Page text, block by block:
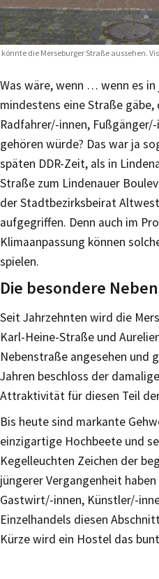
könnte die Merseburger Straße aussehen.
Was wäre, wenn … wenn es
mindestens eine Straße gäbe,
Radfahrer/-innen,
gehören würde? Das war ja
späten DDR-Zeit, als in
Straße zum Lindenauer
der Stadtbezirksbeirat
aufgegriffen. Denn auch im
Klimaanpassung können
spielen.
Die besondere
Seit Jahrzehnten wird die
Karl-Heine-Straße und
Nebenstraße angesehen und
Jahren beschloss der
Attraktivität für diesen Teil
Bis heute sind markante
einzigartige Hochbeete und
Kegelleuchten Zeichen der
jüngerer Vergangenheit
Gastwirt/-innen, Künstler/-
Einzelhandels diesen
Kürze wird ein Hostel das